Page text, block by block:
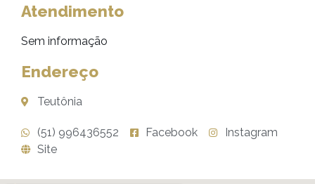
Atendimento
Sem informação
Endereço
Teutônia
(51) 996436552 Facebook
Instagram
Site